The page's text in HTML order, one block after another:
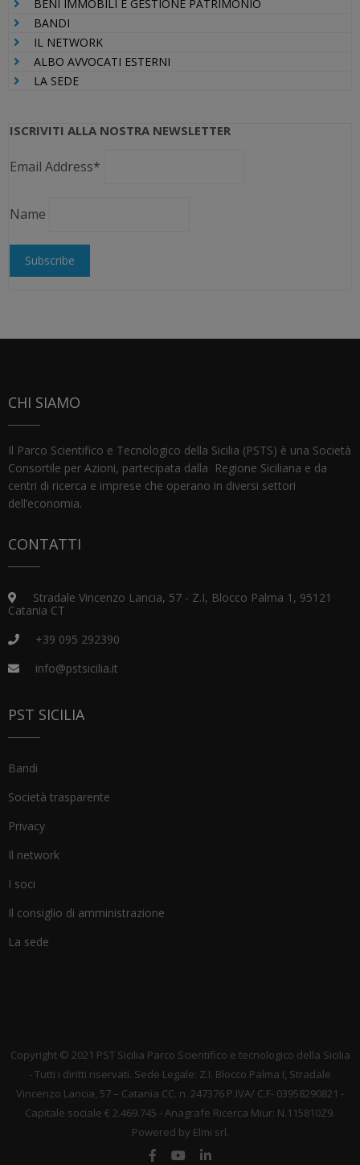
BENI IMMOBILI E GESTIONE PATRIMONIO
BANDI
IL NETWORK
ALBO AVVOCATI ESTERNI
LA SEDE
ISCRIVITI ALLA NOSTRA NEWSLETTER
Email Address*
Name
CHI SIAMO
Il Parco Scientifico e Tecnologico della Sicilia (PSTS) è una Società
Consortile per Azioni, partecipata dalla Regione Siciliana e da
centri di ricerca e imprese che operano in diversi settori
dell’economia.
CONTATTI
Stradale Vincenzo Lancia, 57 - Z.I, Blocco Palma 1, 95121
Catania CT
+39 095 292390
info@pstsicilia.it
PST SICILIA
Bandi
Società trasparente
Privacy
Il network
I soci
Il consiglio di amministrazione
La sede
Copyright © 2021 PST Sicilia Parco Scientifico e tecnologico della Sicilia
- Tutti i diritti riservati. Sede Legale: Z.I. Blocco Palma I, Stradale
Vincenzo Lancia, 57 – Catania CC. n. 247376 P.IVA/ C.F- 03958290821 -
Capitale sociale € 2.469.745 - Anagrafe Ricerca Miur: N.115810Z9.
Powered by Elmi srl.